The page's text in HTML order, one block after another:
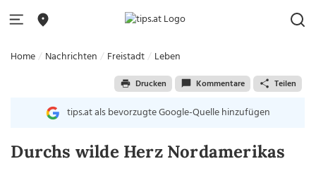
Home Nachrichten Freistadt Leben
Drucken Kommentare Teilen
tips.at als bevorzugte Google-Quelle hinzufügen
Durchs wilde Herz Nordamerikas